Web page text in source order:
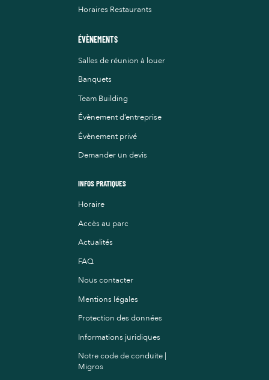
Horaires Restaurants
ÉVÈNEMENTS
Salles de réunion à louer
Banquets
Team Building
Évènement d’entreprise
Évènement privé
Demander un devis
INFOS PRATIQUES
Horaire
Accès au parc
Actualités
FAQ
Nous contacter
Mentions légales
Protection des données
Informations juridiques
Notre code de conduite |
Migros